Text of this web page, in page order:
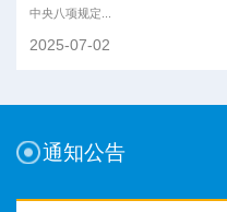
中央八项规定...
2025-07-02
通知公告